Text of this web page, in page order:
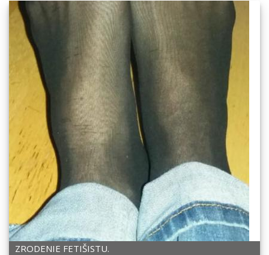
ZRODENIE FETIŠISTU.